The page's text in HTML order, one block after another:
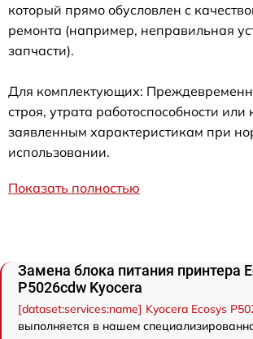
который прямо обусловлен с
ремонта (например, неправильная
запчасти).
Для комплектующих:
строя, утрата работоспособности или
заявленным характеристикам при
использовании.
Показать полностью
Замена блока питания принтера
P5026cdw Kyocera
[dataset:services:name] Kyocera Ecosys
выполняется в нашем